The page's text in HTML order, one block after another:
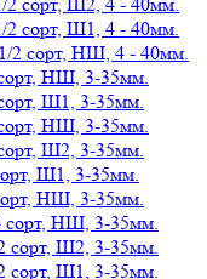
2 сорт, Ш2, 4 - 40мм.
2 сорт, Ш1, 4 - 40мм.
2 сорт, НШ, 4 - 40мм.
НШ, 3-35мм.
Ш1, 3-35мм.
НШ, 3-35мм.
Ш2, 3-35мм.
Ш1, 3-35мм.
НШ, 3-35мм.
сорт, НШ, 3-35мм.
сорт, Ш2, 3-35мм.
сорт, Ш1, 3-35мм.